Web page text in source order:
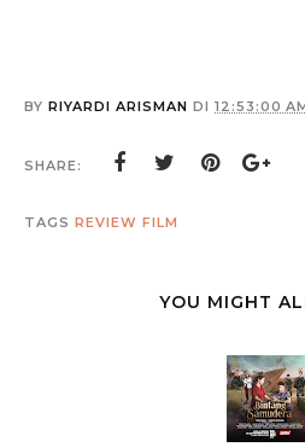
BY RIYARDI ARISMAN DI 12:53:00
SHARE:
TAGS REVIEW FILM
YOU MIGHT